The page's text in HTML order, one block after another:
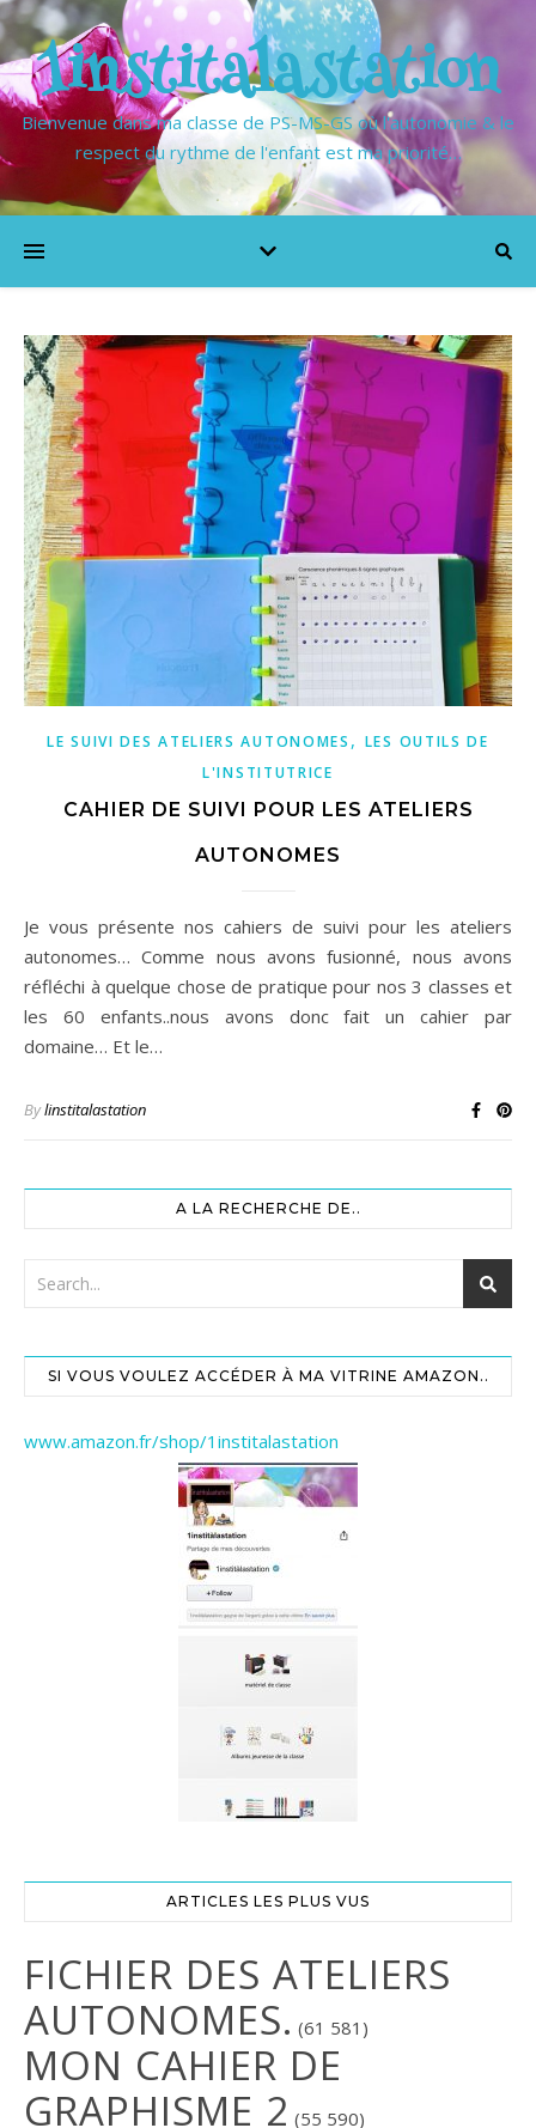
1institalastation
Bienvenue dans ma classe de PS-MS-GS où l'autonomie & le
respect du rythme de l'enfant est ma priorité…
LE SUIVI DES ATELIERS AUTONOMES , LES OUTILS DE
L'INSTITUTRICE
CAHIER DE SUIVI POUR LES ATELIERS
AUTONOMES
Je vous présente nos cahiers de suivi pour les ateliers
autonomes… Comme nous avons fusionné, nous avons
réfléchi à quelque chose de pratique pour nos 3 classes et
les 60 enfants..nous avons donc fait un cahier par
domaine… Et le…
Bylinstitalastation
A LA RECHERCHE DE..
SI VOUS VOULEZ ACCÉDER À MA VITRINE AMAZON..
www.amazon.fr/shop/1institalastation
ARTICLES LES PLUS VUS
FICHIER DES ATELIERS
AUTONOMES. (61 581)
MON CAHIER DE
GRAPHISME 2 (55 590)